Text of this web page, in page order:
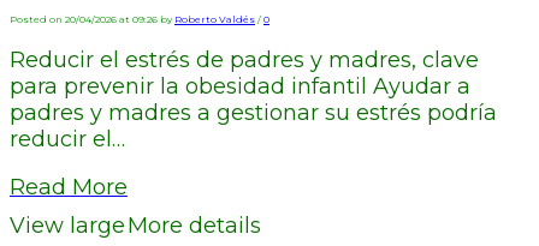
Posted on 20/04/2026 at 09:26 by Roberto Valdés / 0
Reducir el estrés de padres y madres, clave
para prevenir la obesidad infantil Ayudar a
padres y madres a gestionar su estrés podría
reducir el…
Read More
View largeMore details